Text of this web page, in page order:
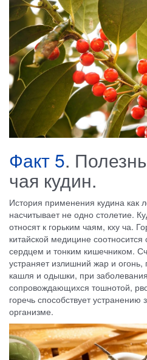
Факт 5.
чая кудин.
История применения кудина как
насчитывает не одно столетие.
относят к горьким чаям, кху ча.
китайской медицине
сердцем и тонким кишечником.
устраняет излишний жар и
кашля и одышки, при
сопровождающихся тошнотой,
горечь способствует устранению
организме.